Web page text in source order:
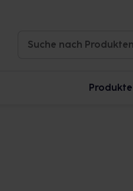
Produkte